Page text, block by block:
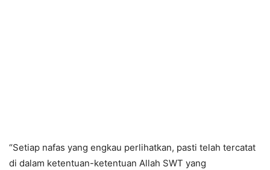
“Setiap nafas yang engkau perlihatkan, pasti telah tercatat
di dalam ketentuan-ketentuan Allah SWT yang